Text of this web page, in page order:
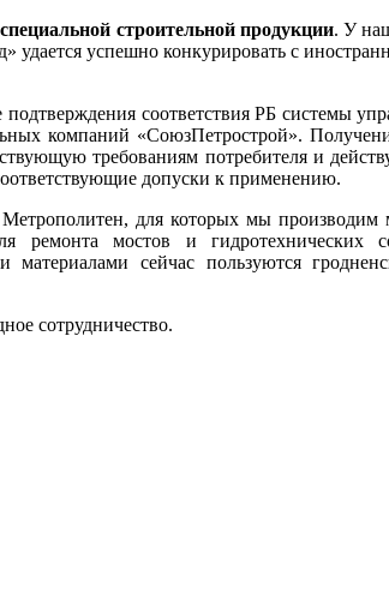
строительной продукции. У
удается успешно конкурировать с
соответствия РБ системы
компаний «СоюзПетрострой».
требованиям потребителя и
допуски к применению.
для которых мы производим
ремонта мостов и гидротехнических
сейчас пользуются
сотрудничество.